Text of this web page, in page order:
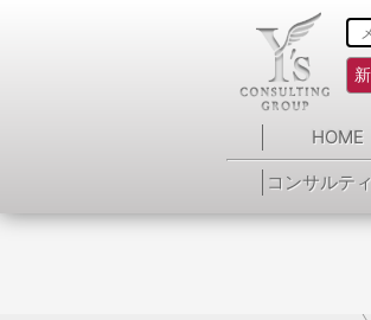
HOME
コンサルテ